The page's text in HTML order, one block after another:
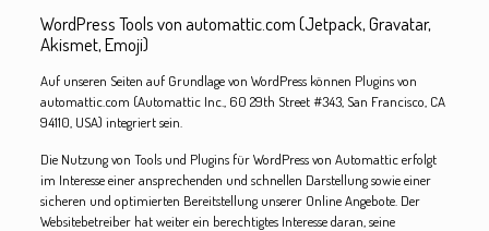
WordPress Tools von automattic.com (Jetpack, Gravatar,
Akismet, Emoji)
Auf unseren Seiten auf Grundlage von WordPress können Plugins von
automattic.com (Automattic Inc., 60 29th Street #343, San Francisco, CA
94110, USA) integriert sein.
Die Nutzung von Tools und Plugins für WordPress von Automattic erfolgt
im Interesse einer ansprechenden und schnellen Darstellung sowie einer
sicheren und optimierten Bereitstellung unserer Online Angebote. Der
Websitebetreiber hat weiter ein berechtigtes Interesse daran, seine